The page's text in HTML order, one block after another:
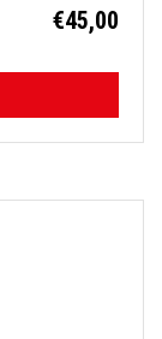
€45,00